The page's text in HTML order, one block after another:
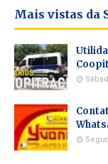
Mais vistas da